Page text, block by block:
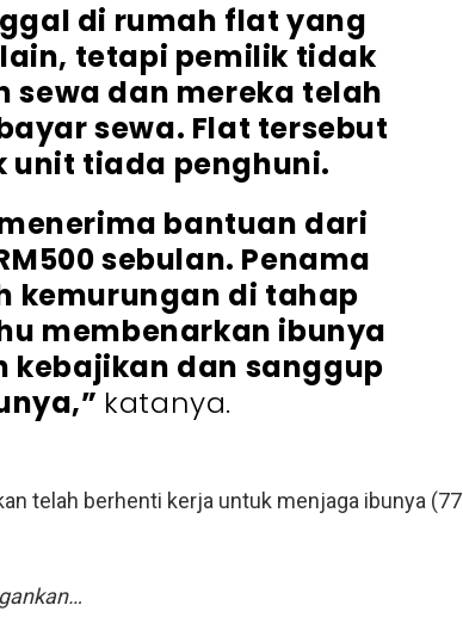
di rumah flat yang
tetapi pemilik tidak
sewa dan mereka telah
sewa. Flat tersebut
unit tiada penghuni.
bantuan dari
sebulan. Penama
kemurungan di tahap
membenarkan ibunya
kebajikan dan sanggup
katanya.
telah berhenti kerja untuk menjaga ibunya (77